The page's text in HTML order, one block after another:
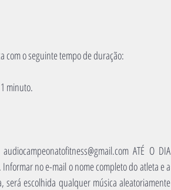
com o seguinte tempo de duração:
minuto.
ATÉ O DIA
no e-mail o nome completo do atleta e a
será escolhida qualquer música aleatoriamente